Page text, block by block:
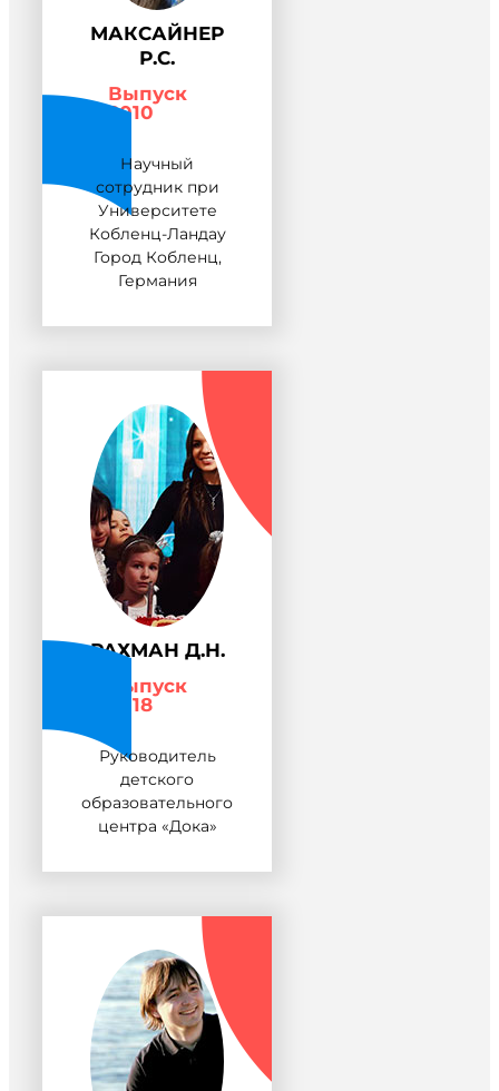
МАКСАЙНЕР
Р.С.
Выпуск
2010
Научный
сотрудник при
Университете
Кобленц-Ландау
Город Кобленц,
Германия
РАХМАН Д.Н.
Выпуск
2018
Руководитель
детского
образовательного
центра «Дока»